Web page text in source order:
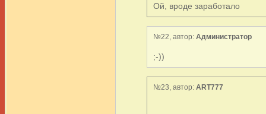
Ой, вроде заработало
№22, автор: Администратор
;-))
№23, автор: ART777